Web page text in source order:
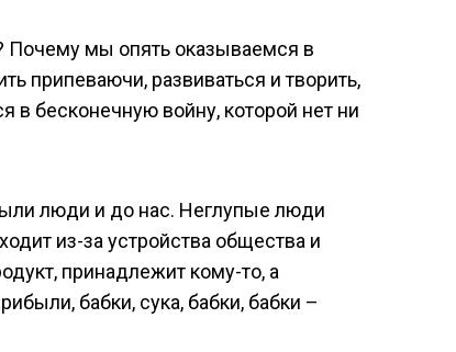
Почему мы опять оказываемся в
припеваючи, развиваться и творить,
в бесконечную войну, которой нет ни
люди и до нас. Неглупые люди
из-за устройства общества и
принадлежит кому-то, а
бабки, сука, бабки, бабки –